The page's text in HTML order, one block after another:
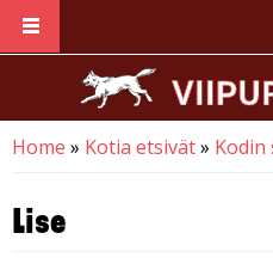
Skip to main content
You are here
Home » Kotia etsivät» Kodin
Lise